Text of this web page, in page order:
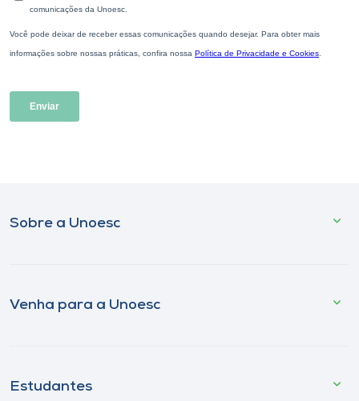
Sobre a Unoesc
Venha para a Unoesc
Estudantes